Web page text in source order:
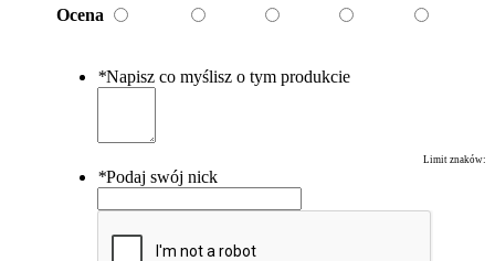
Ocena
*Napisz co myślisz o tym produkcie
Limit znaków:
*Podaj swój nick